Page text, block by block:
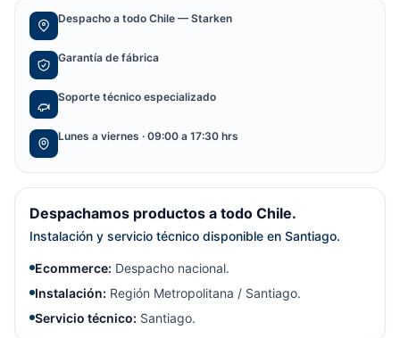
Despacho a todo Chile — Starken
Garantía de fábrica
Soporte técnico especializado
Lunes a viernes · 09:00 a 17:30 hrs
Despachamos productos a todo Chile.
Instalación y servicio técnico disponible en Santiago.
Ecommerce: Despacho nacional.
Instalación: Región Metropolitana / Santiago.
Servicio técnico: Santiago.